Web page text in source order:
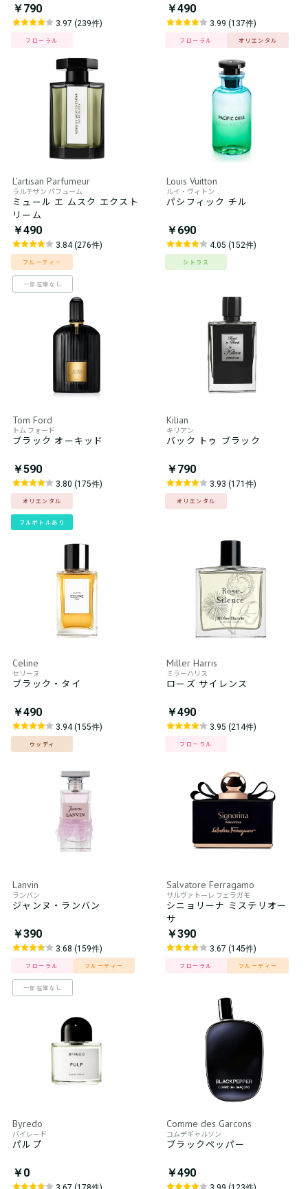
￥790
3.97 (239件)
フローラル
￥490
3.99 (137件)
フローラル オリエンタル
L'artisan Parfumeur
ラルチザン パフューム
ミュール エ ムスク エクスト
リーム
￥490
3.84 (276件)
フルーティー
一部在庫なし
Louis Vuitton
ルイ・ヴィトン
パシフィック チル
￥690
4.05 (152件)
シトラス
Tom Ford
トム フォード
ブラック オーキッド
￥590
3.80 (175件)
オリエンタル
フルボトルあり
Kilian
キリアン
バック トゥ ブラック
￥790
3.93 (171件)
オリエンタル
Celine
セリーヌ
ブラック・タイ
￥490
3.94 (155件)
ウッディ
Miller Harris
ミラーハリス
ローズ サイレンス
￥490
3.95 (214件)
フローラル
Lanvin
ランバン
ジャンヌ・ランバン
￥390
3.68 (159件)
フローラル フルーティー
一部在庫なし
Salvatore Ferragamo
サルヴァトーレ フェラガモ
シニョリーナ ミステリオー
サ
￥390
3.67 (145件)
フローラル フルーティー
Byredo
バイレード
パルプ
￥0
Comme des Garcons
コムデギャルソン
ブラックペッパー
￥490